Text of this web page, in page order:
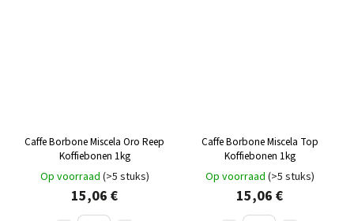
Caffe Borbone Miscela Oro Reep
Koffiebonen 1kg
Op voorraad (>5 stuks)
15,06 €
Caffe Borbone Miscela Top
Koffiebonen 1kg
Op voorraad (>5 stuks)
15,06 €